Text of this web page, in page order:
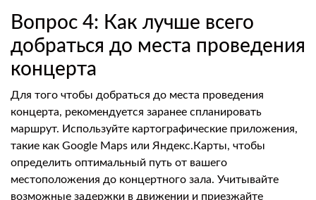
Вопрос 4: Как лучше всего
добраться до места проведения
концерта
Для того чтобы добраться до места проведения
концерта, рекомендуется заранее спланировать
маршрут. Используйте картографические приложения,
такие как Google Maps или Яндекс.Карты, чтобы
определить оптимальный путь от вашего
местоположения до концертного зала. Учитывайте
возможные задержки в движении и приезжайте